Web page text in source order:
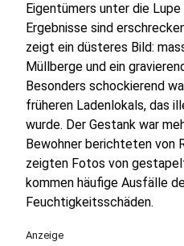
Eigentümers unter die
Ergebnisse sind
zeigt ein düsteres Bild:
Müllberge und ein
Besonders schockierend
früheren Ladenlokals, das
wurde. Der Gestank war
Bewohner berichteten von
zeigten Fotos von
kommen häufige Ausfälle
Feuchtigkeitsschäden.
Anzeige